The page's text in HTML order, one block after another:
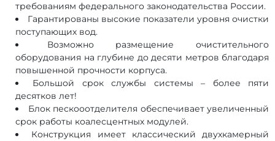
требованиям федерального законодательства России.
Гарантированы высокие показатели уровня очистки
поступающих вод.
Возможно размещение очистительного
оборудования на глубине до десяти метров благодаря
повышенной прочности корпуса.
Большой срок службы системы – более пяти
десятков лет!
Блок пескооотделителя обеспечивает увеличенный
срок работы коалесцентных модулей.
Конструкция имеет классический двухкамерный